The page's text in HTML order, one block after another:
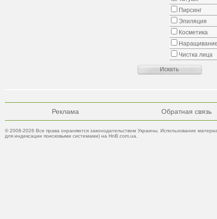
Пирсинг
Эпиляция
Косметика
Чистка лица
Реклама Обратная связь
© 2008-2026 Все права охраняются законодательством Украины. Использование
для индексации поисковыми системами) на HnB.com.ua.